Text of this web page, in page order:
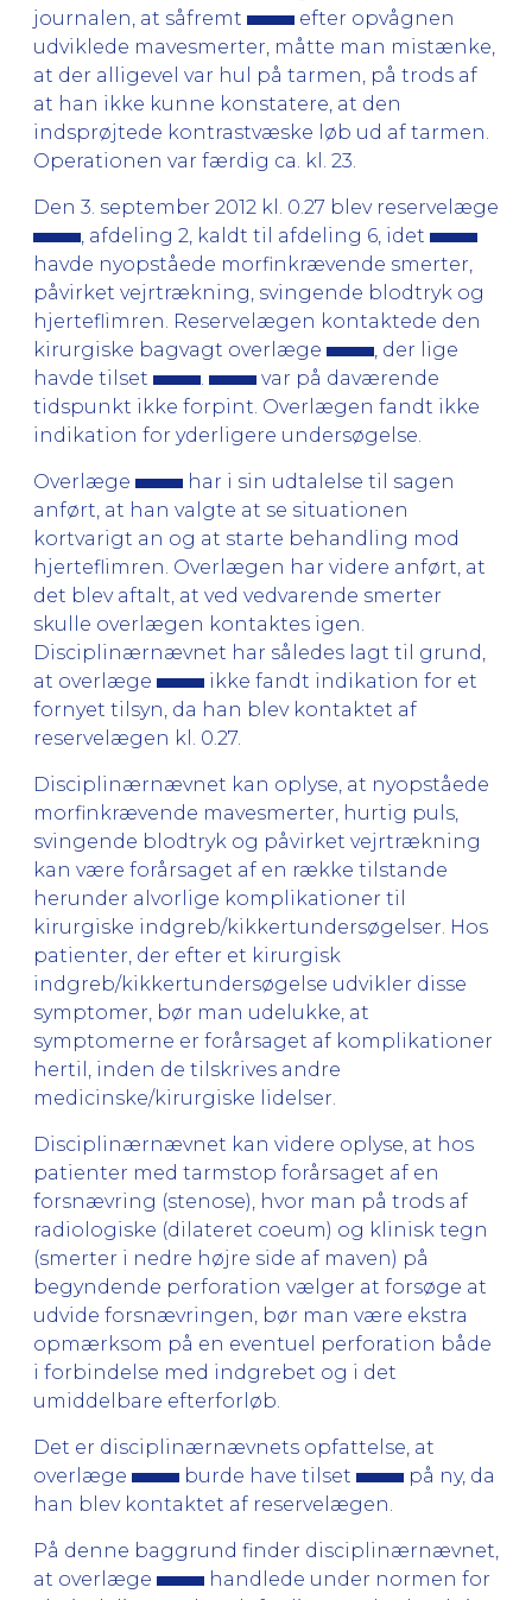
journalen, at såfremt
efter opvågnen
udviklede mavesmerter, måtte man mistænke,
at der alligevel var hul på tarmen, på trods af
at han ikke kunne konstatere, at den
indsprøjtede kontrastvæske løb ud af tarmen.
Operationen var færdig ca. kl. 23.
Den 3. september 2012 kl. 0.27 blev reservelæge
, afdeling 2, kaldt til afdeling 6, idet
havde nyopståede morfinkrævende smerter,
påvirket vejrtrækning, svingende blodtryk og
hjerteflimren. Reservelægen kontaktede den
kirurgiske bagvagt overlæge
, der lige
havde tilset
var på daværende
tidspunkt ikke forpint. Overlægen fandt ikke
indikation for yderligere undersøgelse.
Overlæge
har i sin udtalelse til sagen
anført, at han valgte at se situationen
kortvarigt an og at starte behandling mod
hjerteflimren. Overlægen har videre anført, at
det blev aftalt, at ved vedvarende smerter
skulle overlægen kontaktes igen.
Disciplinærnævnet har således lagt til grund,
at overlæge
ikke fandt indikation for et
fornyet tilsyn, da han blev kontaktet af
reservelægen kl. 0.27.
Disciplinærnævnet kan oplyse, at nyopståede
morfinkrævende mavesmerter, hurtig puls,
svingende blodtryk og påvirket vejrtrækning
kan være forårsaget af en række tilstande
herunder alvorlige komplikationer til
kirurgiske indgreb/kikkertundersøgelser. Hos
patienter, der efter et kirurgisk
indgreb/kikkertundersøgelse udvikler disse
symptomer, bør man udelukke, at
symptomerne er forårsaget af komplikationer
hertil, inden de tilskrives andre
medicinske/kirurgiske lidelser.
Disciplinærnævnet kan videre oplyse, at hos
patienter med tarmstop forårsaget af en
forsnævring (stenose), hvor man på trods af
radiologiske (dilateret coeum) og klinisk tegn
(smerter i nedre højre side af maven) på
begyndende perforation vælger at forsøge at
udvide forsnævringen, bør man være ekstra
opmærksom på en eventuel perforation både
i forbindelse med indgrebet og i det
umiddelbare efterforløb.
Det er disciplinærnævnets opfattelse, at
overlæge
burde have tilset
på ny, da
han blev kontaktet af reservelægen.
På denne baggrund finder disciplinærnævnet,
at overlæge
handlede under normen for